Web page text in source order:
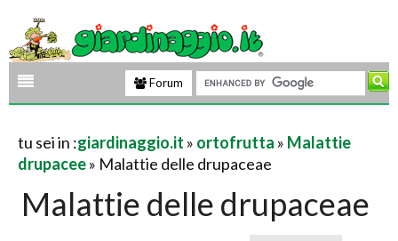
Forum
tu sei in :giardinaggio.it » ortofrutta » Malattie
drupacee» Malattie delle drupaceae
Malattie delle drupaceae